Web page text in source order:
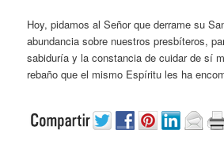
Hoy, pidamos al Señor que derrame su
abundancia sobre nuestros presbíteros,
sabiduría y la constancia de cuidar de sí
rebaño que el mismo Espíritu les ha